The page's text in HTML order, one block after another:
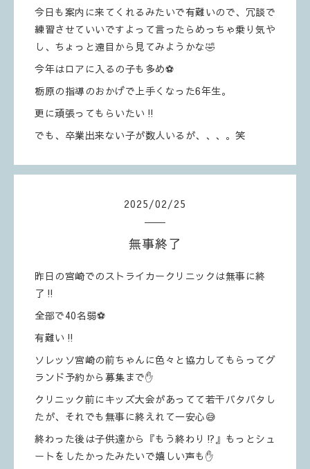
今日も案内に来てくれるみたいで有難いので、冗談で
練習させていいですよって言ったらめっちゃ乗り気や
し、ちょっと遠目から見てみようかな🤣
今年はロアに入るの子も多め⚽️
栃原の指導のおかげで上手くなった6年生。
更に頑張ってもらいたい‼️
でも、卒業出来ない子が数人いるが、、、。笑
2025/02/25
無事終了
昨日の宮崎でのストライカークリニックは無事に終
了‼️
全部で40名弱⚽️
有難い‼️
ソレッソ宮崎の前ちゃんに色々と協力してもらってグ
ランド予約から募集まで✋
クリニック前にキッズ大会があってて若干バタバタし
たが、それでも無事に終えれて一安心😅
終わった後は子供達から『もう終わり⁉️』もっとシュ
ートをしたかったみたいで嬉しい声も✋